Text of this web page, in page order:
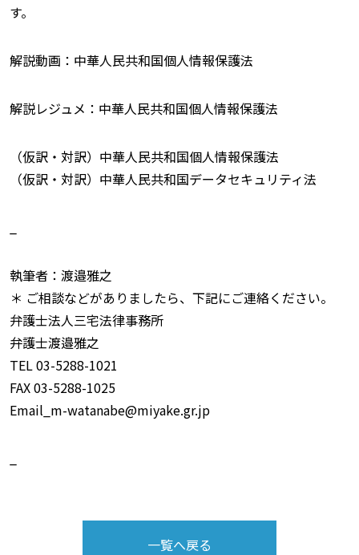
す。
解説動画：中華人民共和国個人情報保護法
解説レジュメ：中華人民共和国個人情報保護法
（仮訳・対訳）中華人民共和国個人情報保護法
（仮訳・対訳）中華人民共和国データセキュリティ法
執筆者：渡邉雅之
＊ ご相談などがありましたら、下記にご連絡ください。
弁護士法人三宅法律事務所
弁護士渡邉雅之
TEL 03-5288-1021
FAX 03-5288-1025
Email_m-watanabe@miyake.gr.jp
一覧へ戻る